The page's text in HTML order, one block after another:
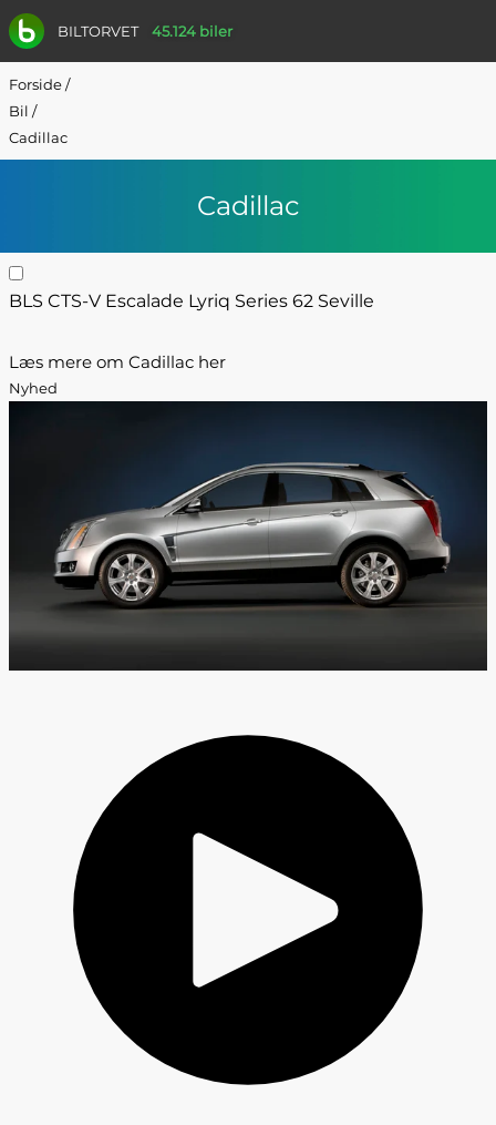
BILTORVET 45.124 biler
Forside/
Bil /
Cadillac
Cadillac
BLS CTS-V Escalade Lyriq Series 62 Seville
Læs mere om Cadillac her
Nyhed